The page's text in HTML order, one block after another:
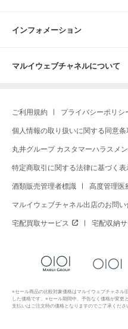
インフォメーション
マルイウェブチャネルについて
ご利用規約 プライバシーポリシ
個人情報の取り扱いに関する同意条
丸井グループ カスタマーハラスメ
特定商取引に関する法律に基づく表
酒類販売管理者標識 高度管理医
マルイウェブチャネル出店のお問
宅配買取サービス 宅配収納
※セール商品の比較対象価格はマルイウェブチャネル
した価格です。※セール期間中、予告なく価格が変更
支払いはご注文時の価格となりますのでご了承くださ